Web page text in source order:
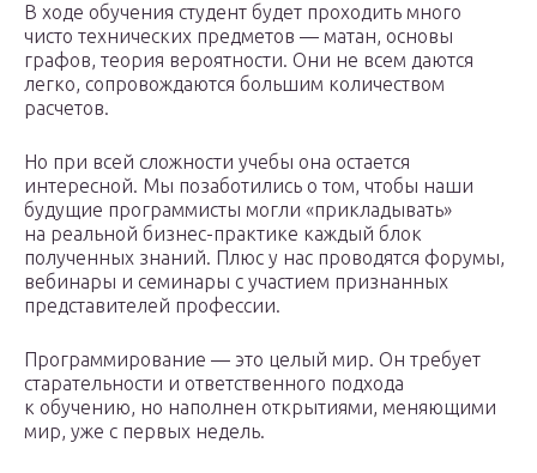
В ходе обучения студент будет проходить много
чисто технических предметов — матан, основы
графов, теория вероятности. Они не всем даются
легко, сопровождаются большим количеством
расчетов.
Но при всей сложности учебы она остается
интересной. Мы позаботились о том, чтобы наши
будущие программисты могли «прикладывать»
на реальной бизнес-практике каждый блок
полученных знаний. Плюс у нас проводятся форумы,
вебинары и семинары с участием признанных
представителей профессии.
Программирование — это целый мир. Он требует
старательности и ответственного подхода
к обучению, но наполнен открытиями, меняющими
мир, уже с первых недель.